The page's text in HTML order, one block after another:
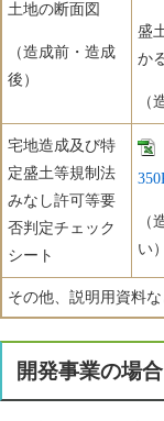
土地の断面図
（造成前・造成
後）
盛
か
（
宅地造成及び特
定盛土等規制法
みなし許可等要
否判定チェック
シート
（
い）
その他、説明用資料
開発事業の場合